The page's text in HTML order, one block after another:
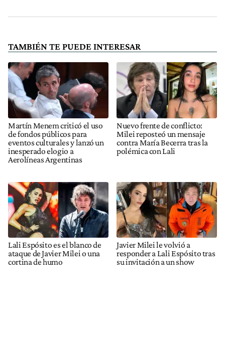
TAMBIÉN TE PUEDE INTERESAR
Martín Menem criticó el uso
de fondos públicos para
eventos culturales y lanzó un
inesperado elogio a
Aerolíneas Argentinas
Nuevo frente de conflicto:
Milei reposteó un mensaje
contra María Becerra tras la
polémica con Lali
Lali Espósito es el blanco de
ataque de Javier Milei o una
cortina de humo
Javier Milei le volvió a
responder a Lali Espósito tras
su invitación a un show